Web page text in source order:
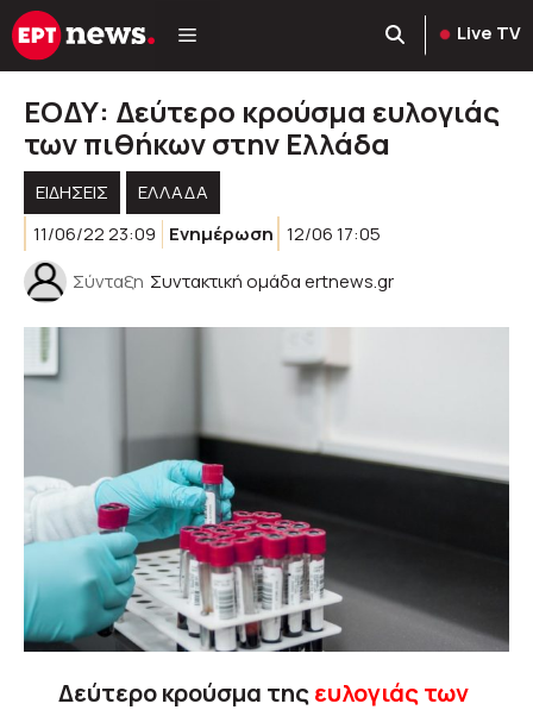
Μετάβαση
σε
Live TV
ΕΟΔΥ: Δεύτερο κρούσμα ευλογιάς
των πιθήκων στην Ελλάδα
ΕΙΔΗΣΕΙΣ
ΕΛΛΑΔΑ
11/06/22 23:09
Ενημέρωση 12/06 17:05
Σύνταξη Συντακτική ομάδα ertnews.gr
Δεύτερο κρούσμα τηςευλογιάς των